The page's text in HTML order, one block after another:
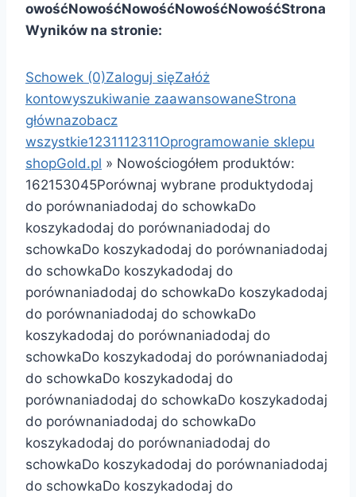
owośćNowośćNowośćNowośćNowośćStrona
Wyników na stronie:
Schowek (0)Zaloguj sięZałóż
kontowyszukiwanie zaawansowaneStrona
głównazobacz
wszystkie1231112311Oprogramowanie sklepu
shopGold.pl » Nowościogółem produktów:
162153045Porównaj wybrane produktydodaj
do porównaniadodaj do schowkaDo
koszykadodaj do porównaniadodaj do
schowkaDo koszykadodaj do porównaniadodaj
do schowkaDo koszykadodaj do
porównaniadodaj do schowkaDo koszykadodaj
do porównaniadodaj do schowkaDo
koszykadodaj do porównaniadodaj do
schowkaDo koszykadodaj do porównaniadodaj
do schowkaDo koszykadodaj do
porównaniadodaj do schowkaDo koszykadodaj
do porównaniadodaj do schowkaDo
koszykadodaj do porównaniadodaj do
schowkaDo koszykadodaj do porównaniadodaj
do schowkaDo koszykadodaj do